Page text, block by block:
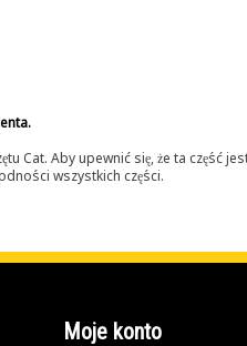
Cat. Aby upewnić się, że ta część
wszystkich części.
Moje konto